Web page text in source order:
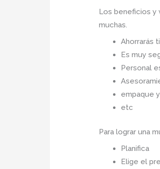
Los beneficios y
muchas.
Ahorrarás
Es muy
Personal
empaque
etc
Para lograr una
Planifica
Elige el